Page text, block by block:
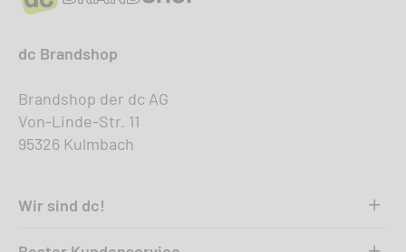
dc Brandshop
Brandshop der dc AG
Von-Linde-Str. 11
95326 Kulmbach
Wir sind dc!